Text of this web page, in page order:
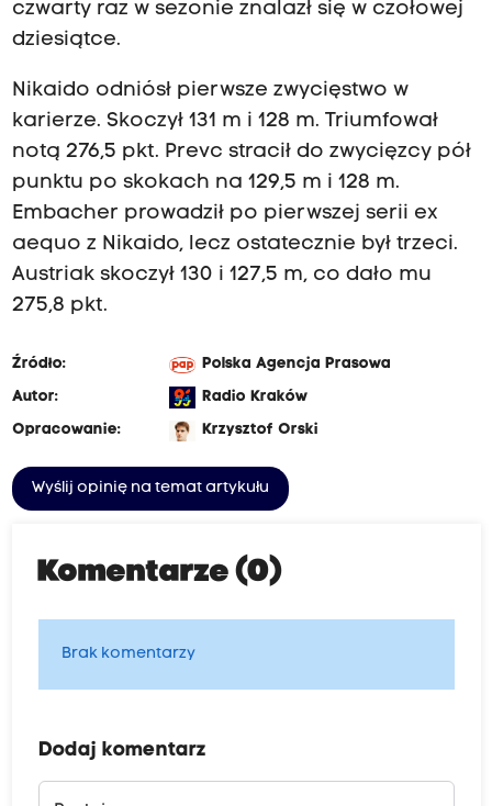
czwarty raz w sezonie znalazł się w czołowej
dziesiątce.
Nikaido odniósł pierwsze zwycięstwo w
karierze. Skoczył 131 m i 128 m. Triumfował
notą 276,5 pkt. Prevc stracił do zwycięzcy pół
punktu po skokach na 129,5 m i 128 m.
Embacher prowadził po pierwszej serii ex
aequo z Nikaido, lecz ostatecznie był trzeci.
Austriak skoczył 130 i 127,5 m, co dało mu
275,8 pkt.
Źródło:
Polska Agencja Prasowa
Autor:
Radio Kraków
Opracowanie:
Krzysztof Orski
Wyślij opinię na temat artykułu
Komentarze (0)
Brak komentarzy
Dodaj komentarz